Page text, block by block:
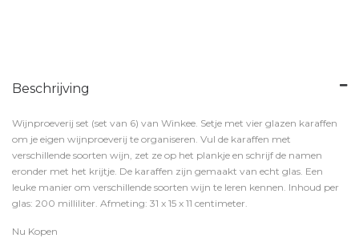
Beschrijving
Wijnproeverij set (set van 6) van Winkee. Setje met vier glazen karaffen
om je eigen wijnproeverij te organiseren. Vul de karaffen met
verschillende soorten wijn, zet ze op het plankje en schrijf de namen
eronder met het krijtje. De karaffen zijn gemaakt van echt glas. Een
leuke manier om verschillende soorten wijn te leren kennen. Inhoud per
glas: 200 milliliter. Afmeting: 31 x 15 x 11 centimeter.
Nu Kopen